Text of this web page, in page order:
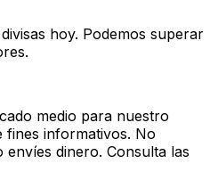
hoy. Podemos superar
medio para nuestro
fines informativos. No
envíes dinero. Consulta las